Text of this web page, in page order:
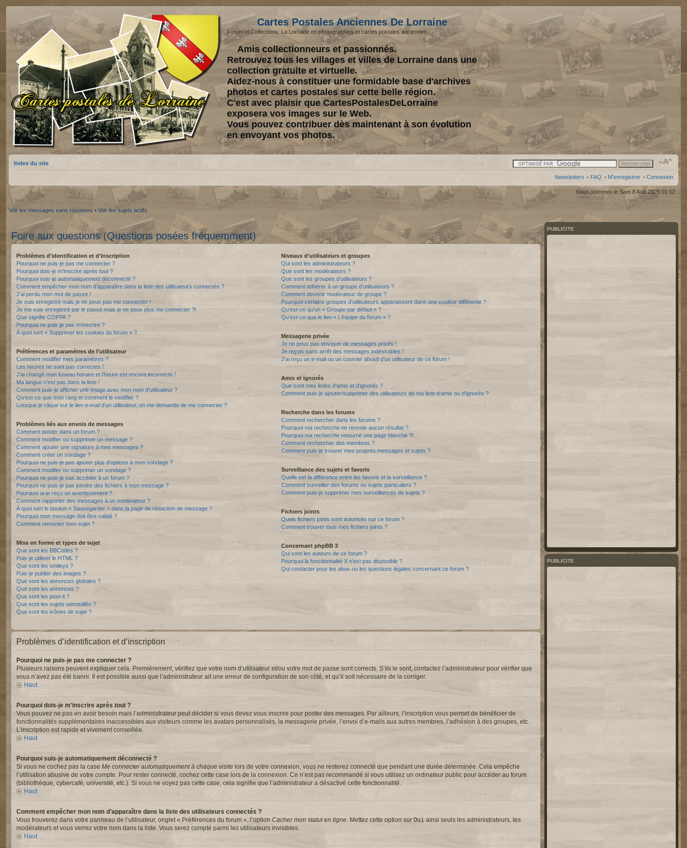
Cartes Postales Anciennes De Lorraine
Forum et Collections: La Lorraine en photographies et cartes postales anciennes.
Amis collectionneurs et passionnés.
Retrouvez tous les villages et villes de Lorraine dans une
collection gratuite et virtuelle.
Aidez-nous à constituer une formidable base d'archives
photos et cartes postales sur cette belle région.
C'est avec plaisir que CartesPostalesDeLorraine
exposera vos images sur le Web.
Vous pouvez contribuer dès maintenant à son évolution
en envoyant vos photos.
Index du site
Newsletters • FAQ • M’enregistrer • Connexion
Nous sommes le Sam 8 Aoû 2026 01:02
Voir les messages sans réponses • Voir les sujets actifs
Foire aux questions (Questions posées fréquemment)
Problèmes d’identification et d’inscription
Pourquoi ne puis-je pas me connecter ?
Pourquoi dois-je m’inscrire après tout ?
Pourquoi suis-je automatiquement déconnecté ?
Comment empêcher mon nom d’apparaître dans la liste des utilisateurs connectés ?
J’ai perdu mon mot de passe !
Je suis enregistré mais je ne peux pas me connecter !
Je me suis enregistré par le passé mais je ne peux plus me connecter ?!
Que signifie COPPA ?
Pourquoi ne puis-je pas m’inscrire ?
À quoi sert « Supprimer les cookies du forum » ?
Préférences et paramètres de l’utilisateur
Comment modifier mes paramètres ?
Les heures ne sont pas correctes !
J’ai changé mon fuseau horaire et l’heure est encore incorrecte !
Ma langue n’est pas dans la liste !
Comment puis-je afficher une image avec mon nom d’utilisateur ?
Qu’est-ce que mon rang et comment le modifier ?
Lorsque je clique sur le lien e-maild’un utilisateur, on me demande de me connecter ?
Problèmes liés aux envois de messages
Comment poster dans un forum ?
Comment modifier ou supprimer un message ?
Comment ajouter une signature à mes messages ?
Comment créer un sondage ?
Pourquoi ne puis-je pas ajouter plus d’options à mon sondage ?
Comment modifier ou supprimer un sondage ?
Pourquoi ne puis-je pas accéder à un forum ?
Pourquoi ne puis-je pas joindre des fichiers à mon message ?
Pourquoi ai-je reçu un avertissement ?
Comment rapporter des messages à un modérateur ?
À quoi sert le bouton « Sauvegarder » dans la page de rédaction de message ?
Pourquoi mon message doit être validé ?
Comment remonter mon sujet ?
Mise en forme et types de sujet
Que sont les BBCodes ?
Puis-je utiliser le HTML ?
Que sont les smileys ?
Puis-je publier des images ?
Que sont les annonces globales ?
Que sont les annonces ?
Que sont les post-it ?
Que sont les sujets verrouillés ?
Que sont les icônes de sujet ?
Niveaux d’utilisateurs et groupes
Qui sont les administrateurs ?
Que sont les modérateurs ?
Que sont les groupes d’utilisateurs ?
Comment adhérer à un groupe d’utilisateurs ?
Comment devenir modérateur de groupe ?
Pourquoi certains groupes d’utilisateurs apparaissent dans une couleur différente ?
Qu’est-ce qu’un « Groupe par défaut » ?
Qu’est-ce que le lien « L’équipe du forum » ?
Messagerie privée
Je ne peux pas envoyer de messages privés !
Je reçois sans arrêt des messages indésirables !
J’ai reçu un e-mail ou un courrier abusif d’un utilisateur de ce forum !
Amis et ignorés
Que sont mes listes d’amis et d’ignorés ?
Comment puis-je ajouter/supprimer des utilisateurs de ma liste d’amis ou d’ignorés ?
Recherche dans les forums
Comment rechercher dans les forums ?
Pourquoi ma recherche ne renvoie aucun résultat ?
Pourquoi ma recherche retourne une page blanche ?!
Comment rechercher des membres ?
Comment puis-je trouver mes propres messages et sujets ?
Surveillance des sujets et favoris
Quelle est la différence entre les favoris et la surveillance ?
Comment surveiller des forums ou sujets particuliers ?
Comment puis-je supprimer mes surveillances de sujets ?
Fichiers joints
Quels fichiers joints sont autorisés sur ce forum ?
Comment trouver tous mes fichiers joints ?
Concernant phpBB 3
Qui sont les auteurs de ce forum ?
Pourquoi la fonctionnalité X n’est pas disponible ?
Qui contacter pour les abus ou les questions légales concernant ce forum ?
Problèmes d’identification et d’inscription
Pourquoi ne puis-je pas me connecter ?
Plusieurs raisons peuvent expliquer cela. Premièrement, vérifiez que votre nom d’utilisateur et/ou votre mot de passe sont corrects. S’ils le sont, contactez l’administrateur pour vérifier que
vous n’avez pas été banni. Il est possible aussi que l’administrateur ait une erreur de configuration de son côté, et qu’il soit nécessaire de la corriger.
Haut
Pourquoi dois-je m’inscrire après tout ?
Vous pouvez ne pas en avoir besoin mais l’administrateur peut décider si vous devez vous inscrire pour poster des messages. Par ailleurs, l’inscription vous permet de bénéficier de
fonctionnalités supplémentaires inaccessibles aux visiteurs comme les avatars personnalisés, la messagerie privée, l’envoi d’e-mails aux autres membres, l’adhésion à des groupes, etc.
L’inscription est rapide et vivement conseillée.
Haut
Pourquoi suis-je automatiquement déconnecté ?
Si vous ne cochez pas la case Me connecter automatiquement à chaque visite lors de votre connexion, vous ne resterez connecté que pendant une durée déterminée. Cela empêche
l’utilisation abusive de votre compte. Pour rester connecté, cochez cette case lors de la connexion. Ce n’est pas recommandé si vous utilisez un ordinateur public pour accéder au forum
(bibliothèque, cybercafé, université, etc.). Si vous ne voyez pas cette case, cela signifie que l’administrateur a désactivé cette fonctionnalité.
Haut
Comment empêcher mon nom d’apparaître dans la liste des utilisateurs connectés ?
Vous trouverez dans votre panneau de l’utilisateur, onglet « Préférences du forum », l’option Cacher mon statut en ligne . Mettez cette option sur Oui ainsi seuls les administrateurs, les
modérateurs et vous verrez votre nom dans la liste. Vous serez compté parmi les utilisateurs invisibles.
Haut
PUBLICITE
PUBLICITE